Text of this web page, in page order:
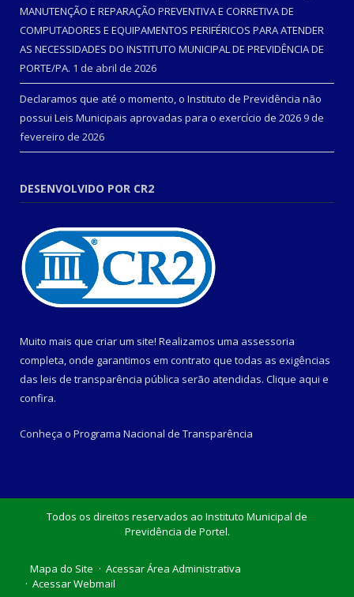
MANUTENÇÃO E REPARAÇÃO PREVENTIVA E CORRETIVA DE
COMPUTADORES E EQUIPAMENTOS PERIFÉRICOS PARA ATENDER
AS NECESSIDADES DO INSTITUTO MUNICIPAL DE PREVIDÊNCIA DE
PORTE/PA. 1 de abril de 2026
Declaramos que até o momento, o Instituto de Previdência não
possui Leis Municipais aprovadas para o exercício de 2026 9 de
fevereiro de 2026
DESENVOLVIDO POR CR2
Muito mais que criar um site! Realizamos uma assessoria
completa, onde garantimos em contrato que todas as exigências
das leis de transparência pública serão atendidas. Clique aqui e
confira.
Conheça o Programa Nacional de Transparência
Todos os direitos reservados ao Instituto Municipal de
Previdência de Portel.
Mapa do Site
Acessar Área Administrativa
Acessar Webmail